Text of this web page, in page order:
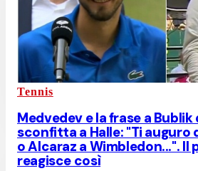
Tennis
Medvedev e la frase a Bublik
sconfitta a Halle: "Ti auguro
o Alcaraz a Wimbledon...". Il
reagisce così